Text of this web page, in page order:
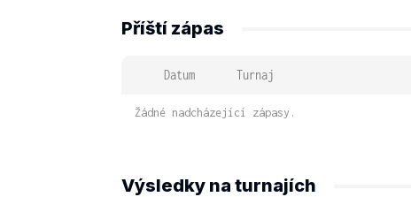
Příští zápas
Datum Turnaj
Žádné nadcházející zápasy.
Výsledky na turnajích